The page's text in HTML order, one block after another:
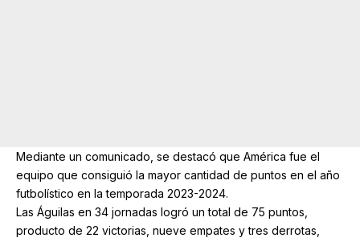
Mediante un comunicado, se destacó que América fue el
equipo que consiguió la mayor cantidad de puntos en el año
futbolístico en la temporada 2023-2024.
Las Águilas en 34 jornadas logró un total de 75 puntos,
producto de 22 victorias, nueve empates y tres derrotas,